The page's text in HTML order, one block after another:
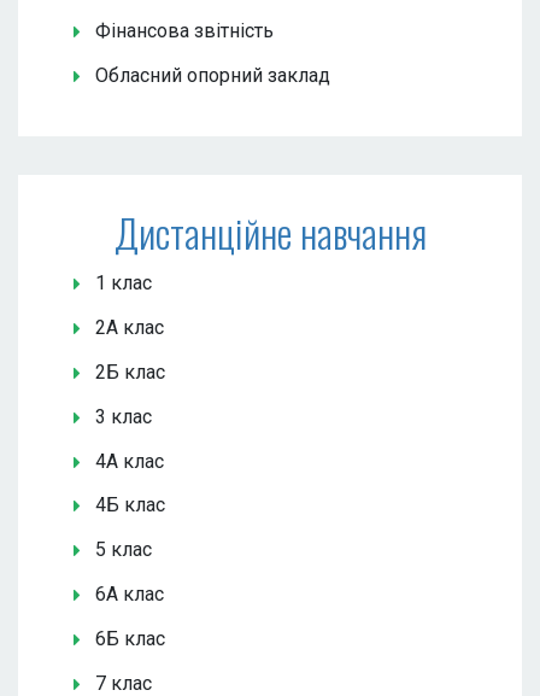
Фінансова звітність
Обласний опорний заклад
Дистанційне навчання
1 клас
2А клас
2Б клас
3 клас
4А клас
4Б клас
5 клас
6А клас
6Б клас
7 клас